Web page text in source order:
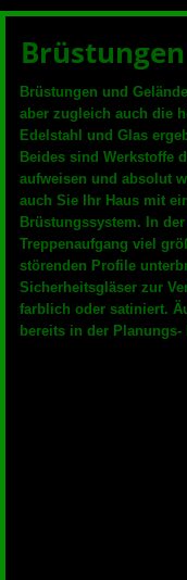
Brüstungen und
aber zugleich auch die
Edelstahl und Glas
Beides sind Werkstoffe
aufweisen und absolut
auch Sie Ihr Haus mit
Brüstungssystem. In
Treppenaufgang viel
störenden Profile
Sicherheitsgläser zur
farblich oder satiniert.
bereits in der